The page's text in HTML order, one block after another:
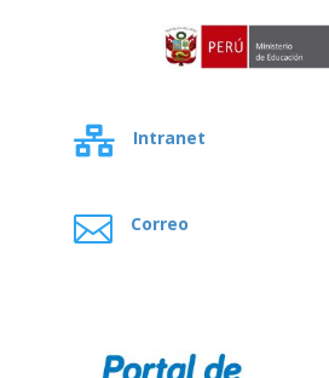
 Intranet
 Correo